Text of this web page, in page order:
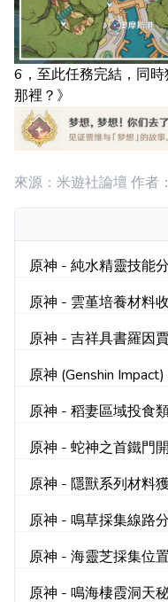
6，至此任務完結，同
那裡？》
來源：米遊社論壇 作者
原神 - 純水精靈技能
原神 - 雲堇培養材料
原神 - 吉祥具書羅因
原神 (Genshin
原神 - 稻妻區域投食
原神 - 蛇神之首鐵門
原神 - 隱獸系列材料
原神 - 鳴草採集線路
原神 - 海靈芝採集位
原神 - 鳴海棲霞洞天